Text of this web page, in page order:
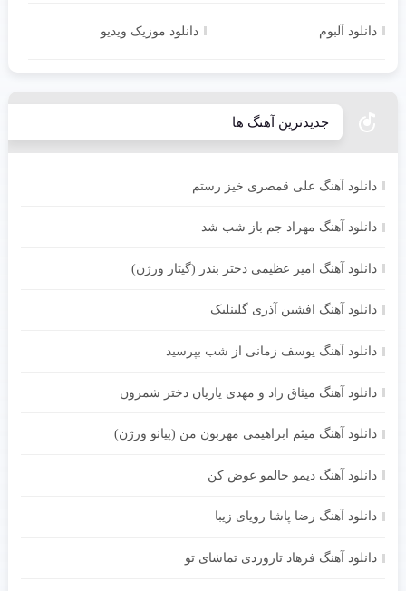
دانلود آلبوم دانلود موزیک ویدیو
جدیدترین آهنگ ها
دانلود آهنگ علی قمصری خیز رستم
دانلود آهنگ مهراد جم باز شب شد
دانلود آهنگ امیر عظیمی دختر بندر (گیتار ورژن)
دانلود آهنگ افشین آذری گلینلیک
دانلود آهنگ یوسف زمانی از شب بپرسید
دانلود آهنگ میثاق راد و مهدی یاریان دختر شمرون
دانلود آهنگ میثم ابراهیمی مهربون من (پیانو ورژن)
دانلود آهنگ دیمو حالمو عوض کن
دانلود آهنگ رضا پاشا رویای زیبا
دانلود آهنگ فرهاد تاروردی تماشای تو